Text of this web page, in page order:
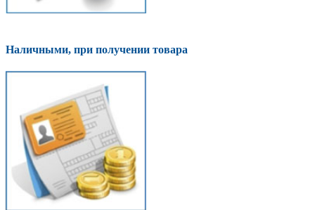
Наличными, при получении товара